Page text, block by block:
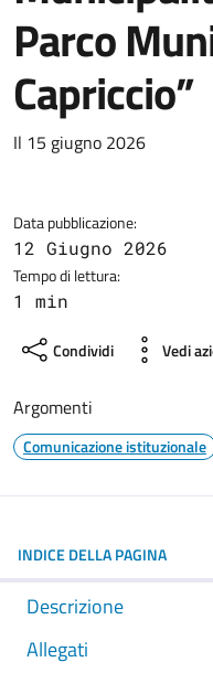
Parco
Capriccio”
Dettagli della
Il 15 giugno 2026
Data pubblicazione:
12 Giugno 2026
Tempo di lettura:
1 min
Condividi Vedi
Argomenti
Comunicazione istituzionale
INDICE DELLA PAGINA
Descrizione
Allegati